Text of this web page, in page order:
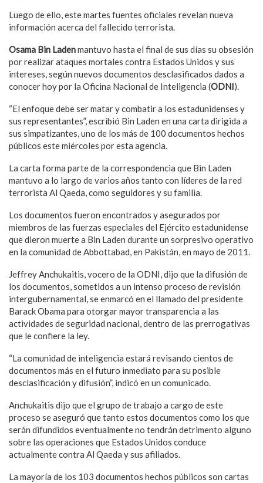
Luego de ello, este martes fuentes oficiales revelan nueva
información acerca del fallecido terrorista.
Osama Bin Ladenmantuvo hasta el final de sus días su obsesión
por realizar ataques mortales contra Estados Unidos y sus
intereses, según nuevos documentos desclasificados dados a
conocer hoy por la Oficina Nacional de Inteligencia (ODNI).
“El enfoque debe ser matar y combatir a los estadunidenses y
sus representantes”, escribió Bin Laden en una carta dirigida a
sus simpatizantes, uno de los más de 100 documentos hechos
públicos este miércoles por esta agencia.
La carta forma parte de la correspondencia que Bin Laden
mantuvo a lo largo de varios años tanto con líderes de la red
terrorista Al Qaeda, como seguidores y su familia.
Los documentos fueron encontrados y asegurados por
miembros de las fuerzas especiales del Ejército estadunidense
que dieron muerte a Bin Laden durante un sorpresivo operativo
en la comunidad de Abbottabad, en Pakistán, en mayo de 2011.
Jeffrey Anchukaitis, vocero de la ODNI, dijo que la difusión de
los documentos, sometidos a un intenso proceso de revisión
intergubernamental, se enmarcó en el llamado del presidente
Barack Obama para otorgar mayor transparencia a las
actividades de seguridad nacional, dentro de las prerrogativas
que le confiere la ley.
“La comunidad de inteligencia estará revisando cientos de
documentos más en el futuro inmediato para su posible
desclasificación y difusión”, indicó en un comunicado.
Anchukaitis dijo que el grupo de trabajo a cargo de este
proceso se aseguró que tanto estos documentos como los que
serán difundidos eventualmente no tendrán detrimento alguno
sobre las operaciones que Estados Unidos conduce
actualmente contra Al Qaeda y sus afiliados.
La mayoría de los 103 documentos hechos públicos son cartas